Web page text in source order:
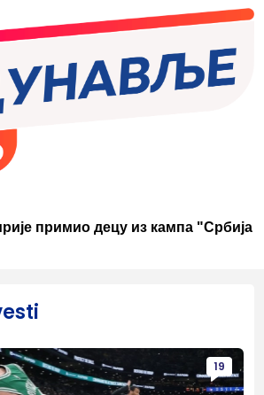
примио децу из кампа "Србија
19